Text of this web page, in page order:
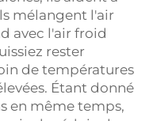
mélangent l'air
avec l'air froid
rester
de températures
Étant donné
en même temps,